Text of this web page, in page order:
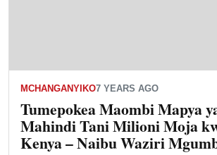
MCHANGANYIKO7 YEARS AGO
Tumepokea Maombi Mapya
Mahindi Tani Milioni Moja
Kenya – Naibu Waziri